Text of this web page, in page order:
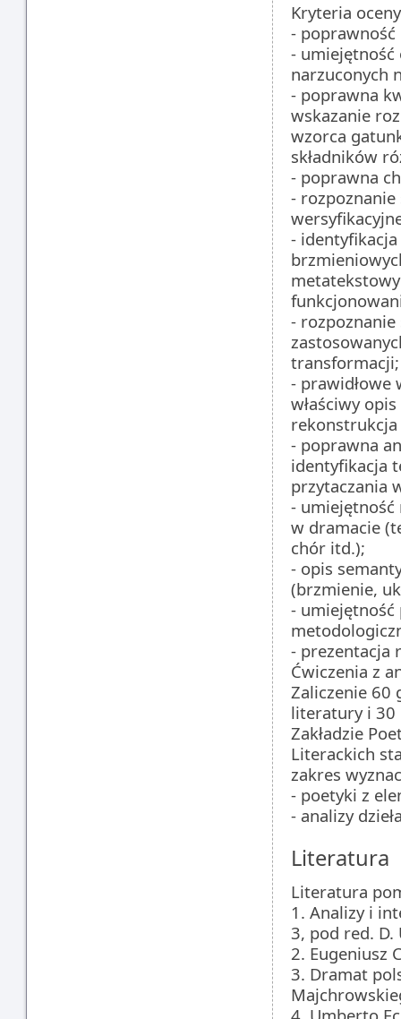
Kryteria
-
-
narzuconych
- poprawna
wskazanie
wzorca
składników
- poprawna
-
-
-
transformacji;
- prawidłowe
właściwy
- poprawna
identyfikacja
przytaczania
-
w dramacie
chór itd.);
- opis
(brzmienie,
-
- prezentacja
Ćwiczenia z
Zaliczenie 60
literatury i 30
Zakładzie
Literackich
zakres
- poetyki z
- analizy
Literatura
Literatura
1. Analizy i
3, pod red. D.
2. Eugeniusz
3. Dramat